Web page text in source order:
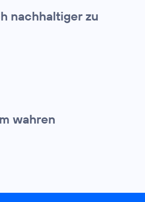
nachhaltiger zu
wahren